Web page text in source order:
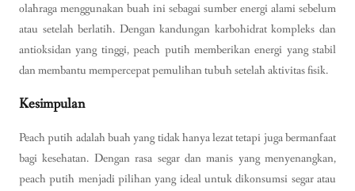
olahraga menggunakan buah ini sebagai sumber energi alami sebelum
atau setelah berlatih. Dengan kandungan karbohidrat kompleks dan
antioksidan yang tinggi, peach putih memberikan energi yang stabil
dan membantu mempercepat pemulihan tubuh setelah aktivitas fisik.
Kesimpulan
Peach putih adalah buah yang tidak hanya lezat tetapi juga bermanfaat
bagi kesehatan. Dengan rasa segar dan manis yang menyenangkan,
peach putih menjadi pilihan yang ideal untuk dikonsumsi segar atau